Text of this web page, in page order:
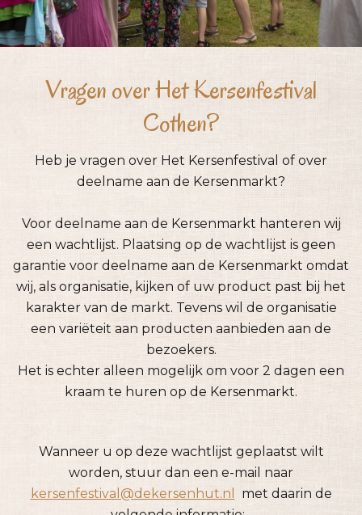
Vragen over Het Kersenfestival
Cothen?
Heb je vragen over Het Kersenfestival of over
deelname aan de Kersenmarkt?
Voor deelname aan de Kersenmarkt hanteren wij
een wachtlijst. Plaatsing op de wachtlijst is geen
garantie voor deelname aan de Kersenmarkt omdat
wij, als organisatie, kijken of uw product past bij het
karakter van de markt. Tevens wil de organisatie
een variëteit aan producten aanbieden aan de
bezoekers.
Het is echter alleen mogelijk om voor 2 dagen een
kraam te huren op de Kersenmarkt.
Wanneer u op deze wachtlijst geplaatst wilt
worden, stuur dan een e-mail naar
kersenfestival@dekersenhut.nl
met daarin de